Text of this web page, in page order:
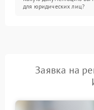
для юридических лиц?
Заявка на